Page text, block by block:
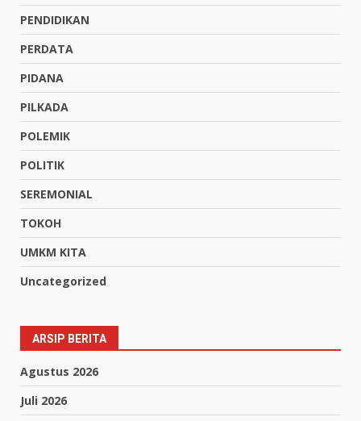
PENDIDIKAN
PERDATA
PIDANA
PILKADA
POLEMIK
POLITIK
SEREMONIAL
TOKOH
UMKM KITA
Uncategorized
ARSIP BERITA
Agustus 2026
Juli 2026